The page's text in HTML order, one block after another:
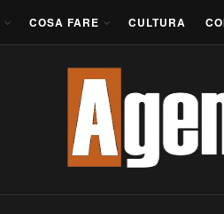
COSA FARE CULTURA